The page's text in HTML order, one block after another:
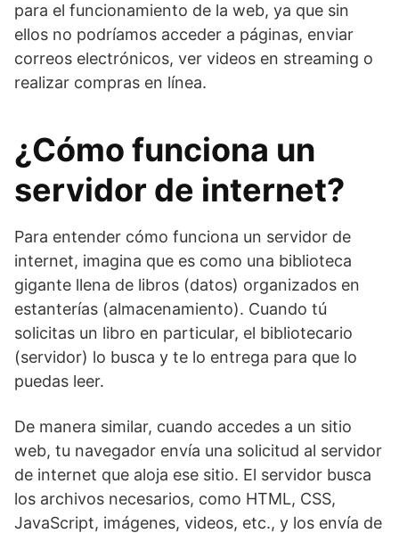
para el funcionamiento de la web, ya que sin
ellos no podríamos acceder a páginas, enviar
correos electrónicos, ver videos en streaming o
realizar compras en línea.
¿Cómo funciona un
servidor de internet?
Para entender cómo funciona un servidor de
internet, imagina que es como una biblioteca
gigante llena de libros (datos) organizados en
estanterías (almacenamiento). Cuando tú
solicitas un libro en particular, el bibliotecario
(servidor) lo busca y te lo entrega para que lo
puedas leer.
De manera similar, cuando accedes a un sitio
web, tu navegador envía una solicitud al servidor
de internet que aloja ese sitio. El servidor busca
los archivos necesarios, como HTML, CSS,
JavaScript, imágenes, videos, etc., y los envía de